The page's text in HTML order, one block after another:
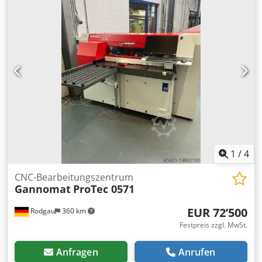
(Höhe mit Zählwerk) -Pneumatikzylinder für
Werkstückfixierung während des Bohrvorgangs -
Rollenbahn für Werkstückauflage -Klappanschläge für
Getriebe mit festem Griffsitz -Ausmittelanschlag für
Getriebe mit variablem Griffsitz -Fußpedal für
Arbeitsvorgang -Fahreinrichtung Gepflegte Maschine mit
zuverlässiger, bewährter Arbeitsweise. Daten siehe
Typenschild. Kann vor Ort getestet werden. Dcsdpey Ad
Hajfx Ag Isk Bei Fragen bitte gerne melden!
1 /4
Rodgau 360 km
CNC-Bearbeitungszentrum
Gannomat ProTec 0571
EUR 72’500
Festpreis zzgl. MwSt.
Anfragen Anrufen